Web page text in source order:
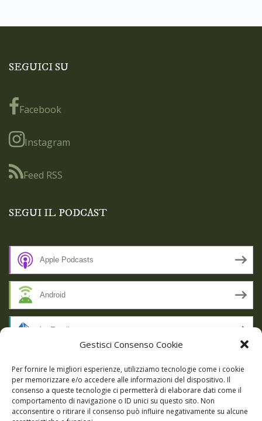
Gestisci Consenso Cookie
Per fornire le migliori esperienze, utilizziamo tecnologie come i cookie
per memorizzare e/o accedere alle informazioni del dispositivo. Il
consenso a queste tecnologie ci permetterà di elaborare dati come il
comportamento di navigazione o ID unici su questo sito. Non
acconsentire o ritirare il consenso può influire negativamente su alcune
SEGUICI SU
Facebook
Instagram
Feed RSS
SEGUI IL PODCAST
Apple Podcasts
Android
by Email
RSS
SSL SECURE